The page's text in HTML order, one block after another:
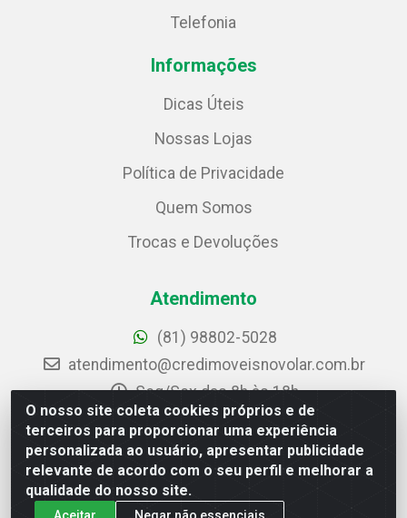
O nosso site coleta cookies próprios e de
terceiros para proporcionar uma experiência
personalizada ao usuário, apresentar publicidade
relevante de acordo com o seu perfil e melhorar a
qualidade do nosso site.
Aceitar Negar não essenciais
Telefonia
Informações
Dicas Úteis
Nossas Lojas
Política de Privacidade
Quem Somos
Trocas e Devoluções
Atendimento
(81) 98802-5028
atendimento@credimoveisnovolar.com.br
Seg/Sex das 8h às 18h
Sáb das 8h às 12h
Siga nosso perfil no Instagram
Acesse nossa página no Facebook
Área do Representante